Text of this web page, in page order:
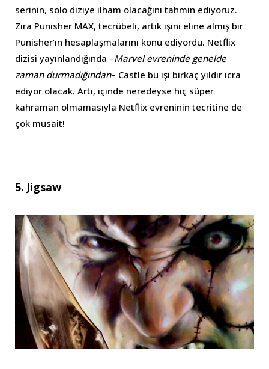
serinin, solo diziye ilham olacağını tahmin ediyoruz.
Zira Punisher MAX, tecrübeli, artık işini eline almış bir
Punisher’ın hesaplaşmalarını konu ediyordu. Netflix
dizisi yayınlandığında –Marvel evreninde genelde
zaman durmadığından– Castle bu işi birkaç yıldır icra
ediyor olacak. Artı, içinde neredeyse hiç süper
kahraman olmamasıyla Netflix evreninin tecritine de
çok müsait!
5. Jigsaw